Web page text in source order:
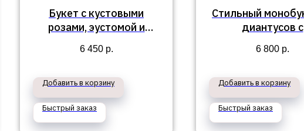
Букет с кустовыми
розами, эустомой и
розой "Ассоль"
6 450 р.
Добавить в корзину
Быстрый заказ
Стильный
диантусов с
"Пирея"
6 800 р.
Добавить в корзину
Быстрый заказ